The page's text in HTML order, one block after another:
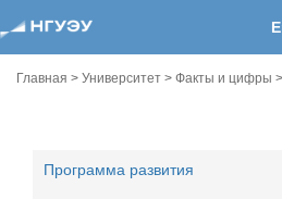
Главная > Университет > Факты и цифры >
Программа развития